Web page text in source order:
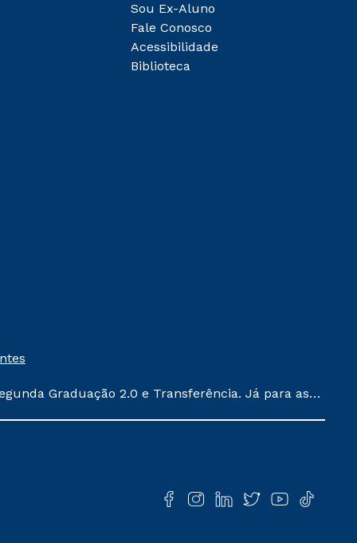
Sou Ex-Aluno
Fale Conosco
Acessibilidade
Biblioteca
Graduação 2.0 e Transferência. Já para as